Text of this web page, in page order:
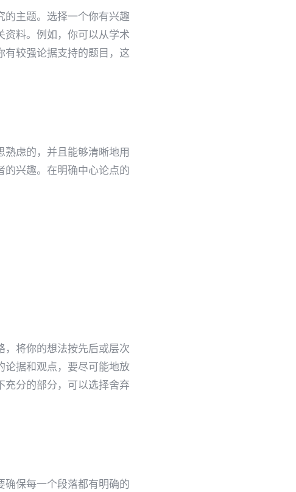
主题。选择一个你有兴趣
料。例如，你可以从学术
较强论据支持的题目，这
虑的，并且能够清晰地用
兴趣。在明确中心论点的
将你的想法按先后或层次
据和观点，要尽可能地放
分的部分，可以选择舍弃
保每一个段落都有明确的